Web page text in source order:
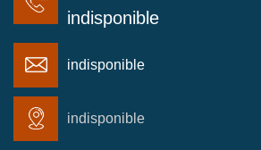
indisponible
indisponible
indisponible